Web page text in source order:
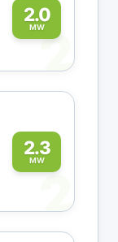
2.0
MW
2
2.3
MW
2